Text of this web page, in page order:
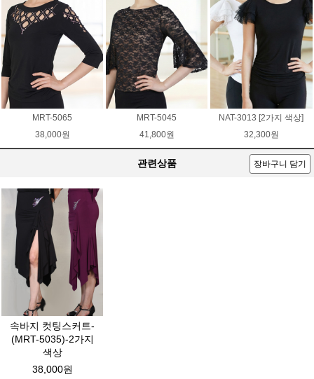
MRT-5065
38,000원
MRT-5045
41,800원
NAT-3013 [2가지 색상]
32,300원
관련상품 장바구니 담기
속바지 컷팅스커트-
(MRT-5035)-2가지
색상
38,000원